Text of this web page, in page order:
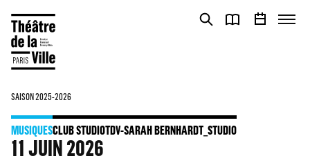
SAISON 2025-2026
MUSIQUESCLUB STUDIOTDV-SARAH BERNHARDT_STUDIO
11JUIN 2026